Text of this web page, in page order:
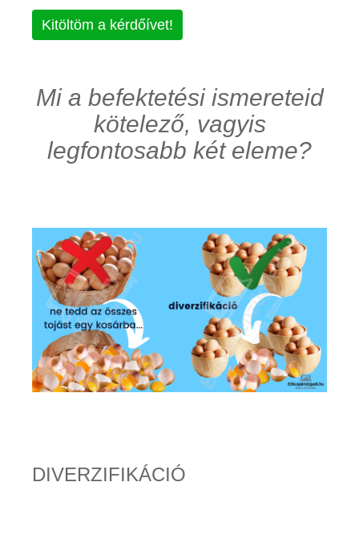
Kitöltöm a kérdőívet!
Mi a befektetési ismereteid
kötelező, vagyis
legfontosabb két eleme?
DIVERZIFIKÁCIÓ